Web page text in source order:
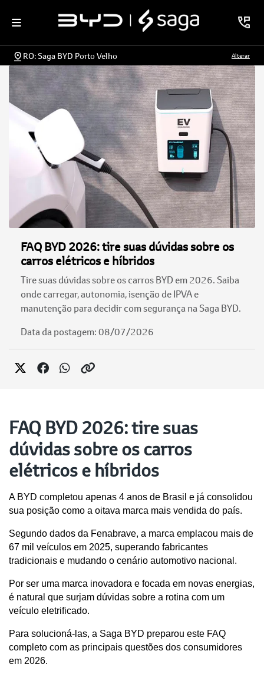
RO: Saga BYD Porto Velho Alterar
FAQ BYD 2026: tire suas dúvidas sobre os
carros elétricos e híbridos
Tire suas dúvidas sobre os carros BYD em 2026. Saiba
onde carregar, autonomia, isenção de IPVA e
manutenção para decidir com segurança na Saga BYD.
Data da postagem: 08/07/2026
FAQ BYD 2026: tire suas
dúvidas sobre os carros
elétricos e híbridos
A BYD completou apenas 4 anos de Brasil e já consolidou
sua posição como a oitava marca mais vendida do país.
Segundo dados da Fenabrave, a marca emplacou mais de
67 mil veículos em 2025, superando fabricantes
tradicionais e mudando o cenário automotivo nacional.
Por ser uma marca inovadora e focada em novas energias,
é natural que surjam dúvidas sobre a rotina com um
veículo eletrificado.
Para solucioná-las, a Saga BYD preparou este FAQ
completo com as principais questões dos consumidores
em 2026.